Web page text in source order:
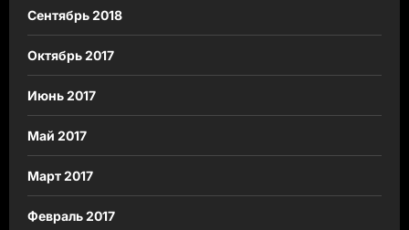
Сентябрь 2018
Октябрь 2017
Июнь 2017
Май 2017
Март 2017
Февраль 2017